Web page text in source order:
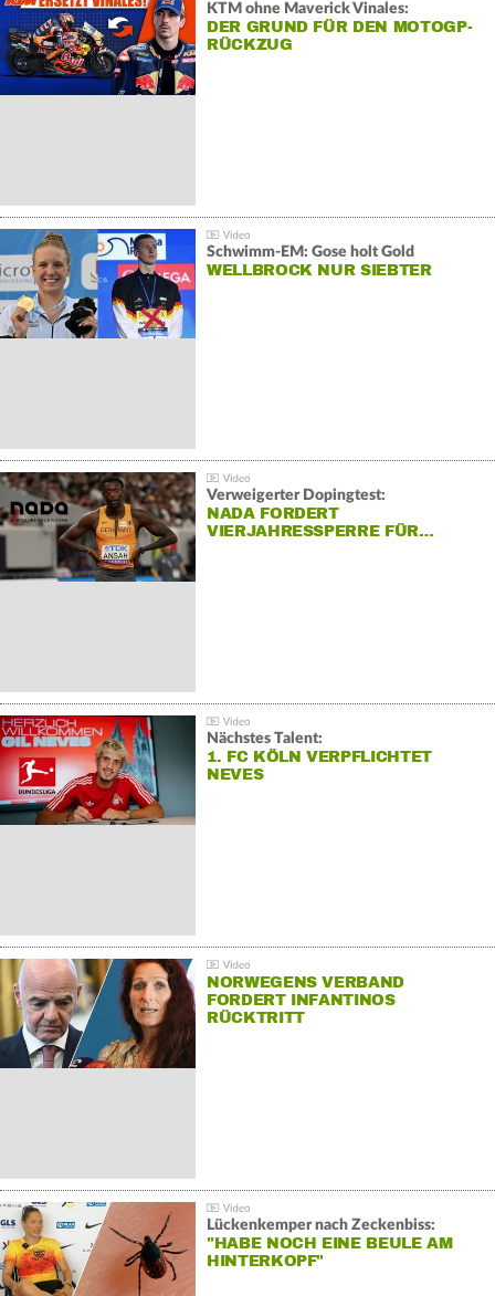
KTM ohne Maverick Vinales:
DER GRUND FÜR DEN MOTOGP-
RÜCKZUG
Schwimm-EM: Gose holt Gold
WELLBROCK NUR SIEBTER
Verweigerter Dopingtest:
NADA FORDERT
VIERJAHRESSPERRE FÜR…
Nächstes Talent:
1. FC KÖLN VERPFLICHTET
NEVES
NORWEGENS VERBAND
FORDERT INFANTINOS
RÜCKTRITT
Lückenkemper nach Zeckenbiss:
"HABE NOCH EINE BEULE AM
HINTERKOPF"